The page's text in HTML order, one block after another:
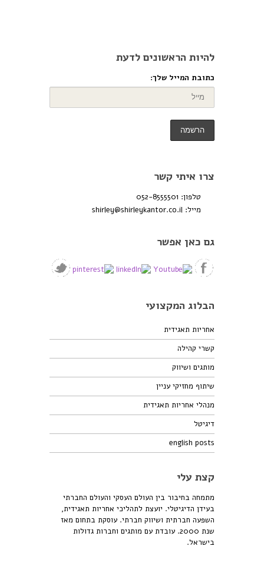
להיות הראשונים לדעת
כתובת המייל שלך:
צרו איתי קשר
טלפון: 052-8555501
מייל: shirley@shirleykantor.co.il
גם כאן אפשר
הבלוג המקצועי
אחריות תאגידית
קשרי קהילה
מותגים ושיווק
שיתוף מחזיקי עניין
מנהלי אחריות תאגידית
דיגיטל
english posts
קצת עלי
מתמחה בחיבור בין העולם העסקי והעולם החברתי
בעידן הדיגיטלי. יועצת לתהליכי אחריות תאגידית,
השפעה חברתית ושיווק חברתי. עוסקת בתחום מאז
שנת 2000. עובדת עם מותגים וחברות גדולות
בישראל.